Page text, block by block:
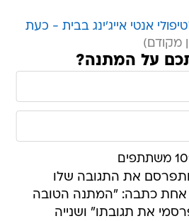
אנטי אייג'ינג בבית - כעת
על המתנה?
את התגובה שלו
כתבה: "המתנה הטובה
את תגובתו" ושנייה